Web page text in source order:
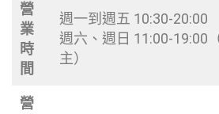
營
業
時
間
週一到週五 10:30-20:00
週六、週日 11:00-19:00
主）
營